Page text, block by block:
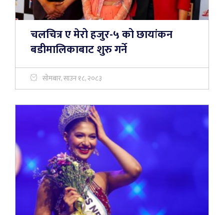
चलचित्र ए मेरो हजुर-५ को छायांकन
बडीमालिकाबाट शुरु गर्ने
सोमबार, साउन १८, २०८३